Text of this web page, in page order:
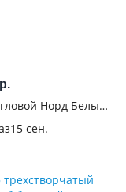
р.
Норд Белый
15 сен.